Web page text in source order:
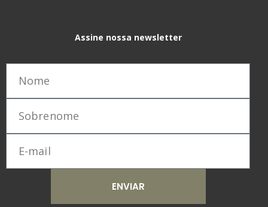
Assine nossa newsletter
ENVIAR